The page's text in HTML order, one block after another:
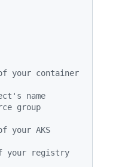
your container
name
group
your AKS
your registry